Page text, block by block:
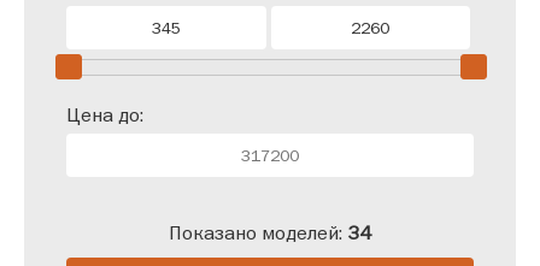
Цена до:
Показано моделей: 34